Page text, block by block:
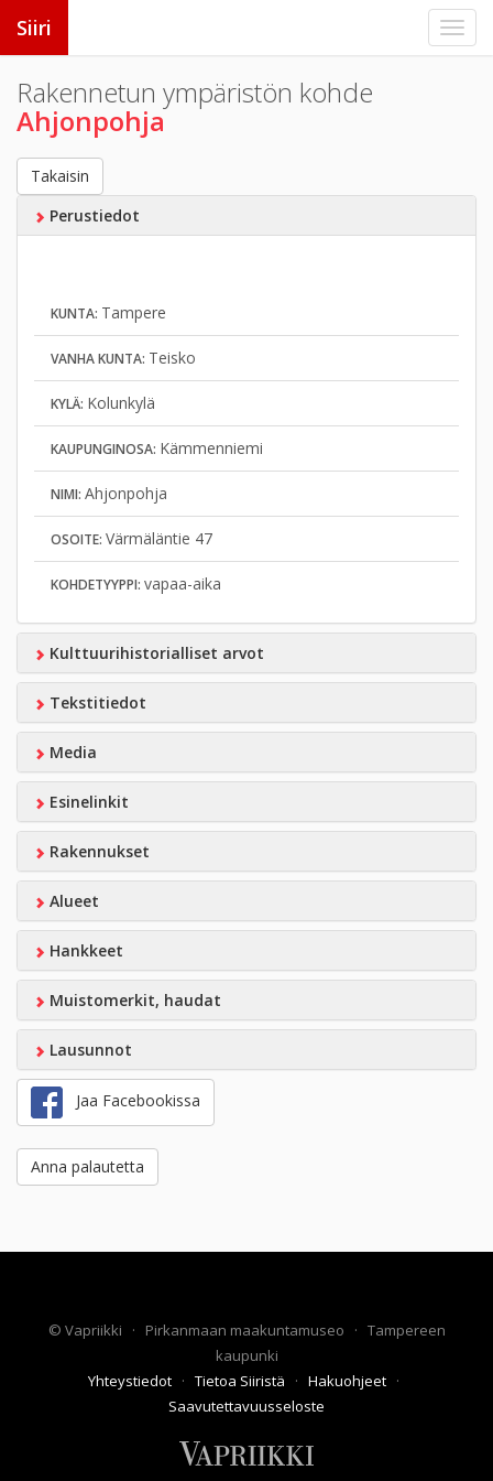
Siiri
Rakennetun ympäristön kohde
Ahjonpohja
Takaisin
Perustiedot
KUNTA: Tampere
VANHA KUNTA: Teisko
KYLÄ: Kolunkylä
KAUPUNGINOSA: Kämmenniemi
NIMI: Ahjonpohja
OSOITE: Värmäläntie 47
KOHDETYYPPI: vapaa-aika
Kulttuurihistorialliset arvot
Tekstitiedot
Media
Esinelinkit
Rakennukset
Alueet
Hankkeet
Muistomerkit, haudat
Lausunnot
Jaa Facebookissa
Anna palautetta
© Vapriikki · Pirkanmaan maakuntamuseo · Tampereen
kaupunki
Yhteystiedot · Tietoa Siiristä · Hakuohjeet ·
Saavutettavuusseloste